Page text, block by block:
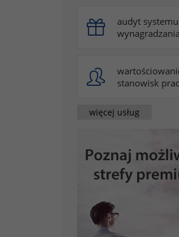
audyt systemu
wynagradzania
stanowisk
więcej usług